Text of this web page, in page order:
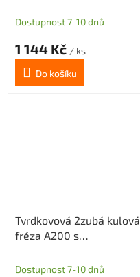
pro grafit průměr 0,5
Dostupnost 7-10 dnů
1 144 Kč / ks
Do košíku
Tvrdkovová 2zubá kulová
fréza A200 s
pro grafit průměr 0,5
Dostupnost 7-10 dnů